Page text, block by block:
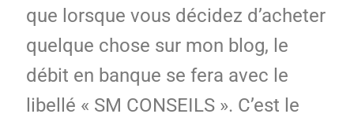
que lorsque vous décidez d’acheter
quelque chose sur mon blog, le
débit en banque se fera avec le
libellé « SM CONSEILS ». C’est le